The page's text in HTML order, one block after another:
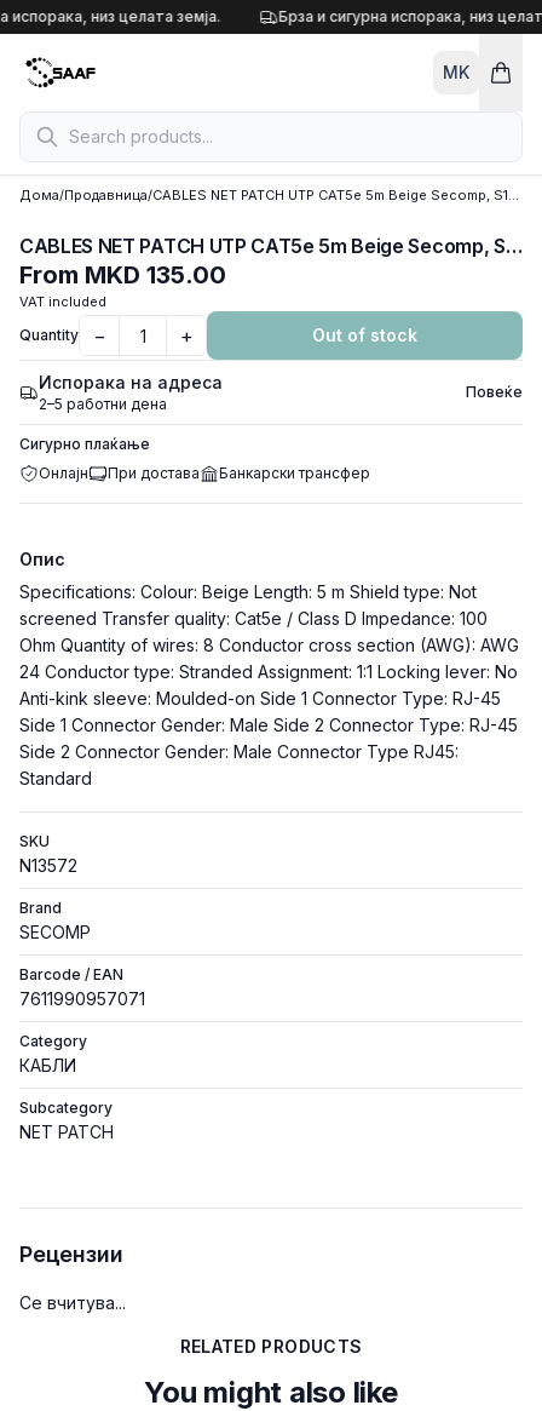
Skip to content
испорака, низ целата земја. Брза и сигурна испорака, низ
MK
Дома/Продавница/ CABLES NET PATCH UTP CAT5e 5m Beige Secomp, S1405-70
CABLES NET PATCH UTP CAT5e 5m Beige Secomp, S1405-70
From MKD 135.00
VAT included
Quantity − + Out of stock
Испорака на адреса
2–5 работни дена
Повеќе
Сигурно плаќање
Онлајн
При достава Банкарски трансфер
Опис
Specifications: Colour: Beige Length: 5 m Shield type: Not
screened Transfer quality: Cat5e / Class D Impedance: 100
Ohm Quantity of wires: 8 Conductor cross section (AWG): AWG
24 Conductor type: Stranded Assignment: 1:1 Locking lever: No
Anti-kink sleeve: Moulded-on Side 1 Connector Type: RJ-45
Side 1 Connector Gender: Male Side 2 Connector Type: RJ-45
Side 2 Connector Gender: Male Connector Type RJ45:
Standard
SKU
N13572
Brand
SECOMP
Barcode / EAN
7611990957071
Category
КАБЛИ
Subcategory
NET PATCH
Рецензии
Се вчитува...
RELATED PRODUCTS
You might also like